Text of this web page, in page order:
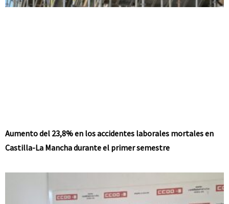
Aumento del 23,8% en los accidentes laborales mortales en
Castilla-La Mancha durante el primer semestre